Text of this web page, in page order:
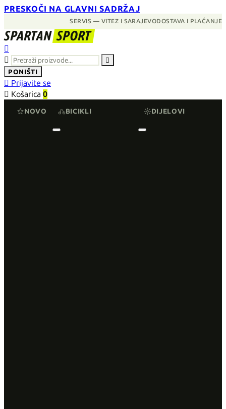
PRESKOČI NA GLAVNI SADRŽAJ
SERVIS — VITEZ I SARAJEVODOSTAVA I PLAĆANJE
SPARTAN SPORT



PONIŠTI
 Prijavite se
 Košarica 0
NOVO BICIKLI DIJELOVI